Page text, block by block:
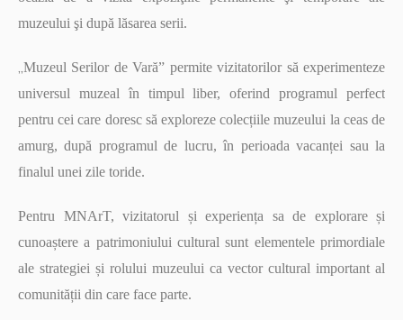
muzeului şi după lăsarea serii.
„Muzeul Serilor de Vară” permite vizitatorilor să experimenteze
universul muzeal în timpul liber, oferind programul perfect
pentru cei care doresc să exploreze colecțiile muzeului la ceas de
amurg, după programul de lucru, în perioada vacanței sau la
finalul unei zile toride.
Pentru MNArT, vizitatorul și experiența sa de explorare și
cunoaștere a patrimoniului cultural sunt elementele primordiale
ale strategiei și rolului muzeului ca vector cultural important al
comunității din care face parte.